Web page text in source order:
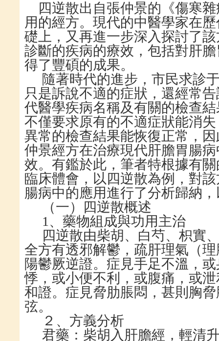
四逆散出自張仲景的《傷寒
用的經方。現代的中醫學家在
礎上，又再進一步深入探討了
診斷的疾病的療效，包括對肝
得了豐碩的成果。
隨著時代的進步，市民求診
只是訴說不適的症狀，還經常
代醫學疾病名稱及有關的檢查
不僅要求原有的不適症狀能消
異常的檢查結果能恢復正常，
仲景經方在治療現代肝膽胃腸
效。有鑑於此，筆者特根據有
臨床體會，以 四逆散為例，對
腸病中的應用進行了分析歸納
（一）四逆散概述
1 、藥物組成與功用主治
四逆散由柴胡、白芍、枳實
全方有透邪解鬱，疏肝理氣（
陽鬱厥逆證。症見手足不溫，
悸，或小便不利，或腹痛，或
和證。症見脅肋脹悶，甚則胸
弦。
２、方義分析
君藥：柴胡入肝膽經，輕清